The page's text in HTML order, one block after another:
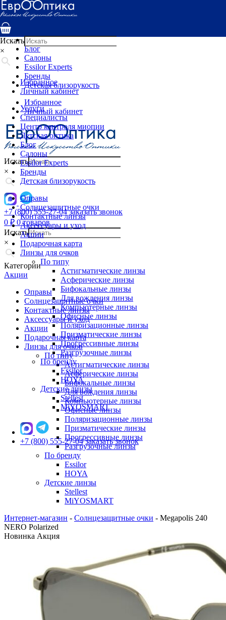
Услуги
Специалисты
Детская оптика
Блог
Салоны
Essilor Experts
Бренды
Детская близорукость
Избранное
Личный кабинет
Искать
×
+7 (800) 555-27-04 заказать звонок
0 ₽ 0 товаров
Искать
×
Категории
Акции
Оправы
Солнцезащитные очки
Контактные линзы
Аксессуары и уход
Акции
Подарочная карта
Линзы для очков
По типу
Астигматические линзы
Асферические линзы
Бифокальные линзы
Для вождения линзы
Компьютерные линзы
Офисные линзы
Поляризационные линзы
Призматические линзы
Прогрессивные линзы
Разгрузочные линзы
По бренду
Essilor
HOYA
Детские линзы
Stellest
MiYOSMART
Искать
×
Избранное
Личный кабинет
Услуги
Специалисты
Центр контроля миопии
Детская оптика
Блог
Салоны
Essilor Experts
Бренды
Детская близорукость
Оправы
Солнцезащитные очки
Контактные линзы
Аксессуары и уход
Акции
Подарочная карта
Линзы для очков
По типу
Астигматические линзы
Асферические линзы
Бифокальные линзы
Для вождения линзы
Компьютерные линзы
Офисные линзы
Поляризационные линзы
Призматические линзы
Прогрессивные линзы
Разгрузочные линзы
По бренду
Essilor
HOYA
Детские линзы
Stellest
MiYOSMART
+7 (800) 555-27-04 заказать звонок
Интернет-магазин - Солнцезащитные очки - Megapolis 240
NERO Polarized
Новинка Акция